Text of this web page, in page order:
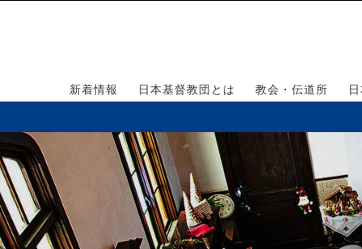
新着情報 日本基督教団とは 教会・伝道所